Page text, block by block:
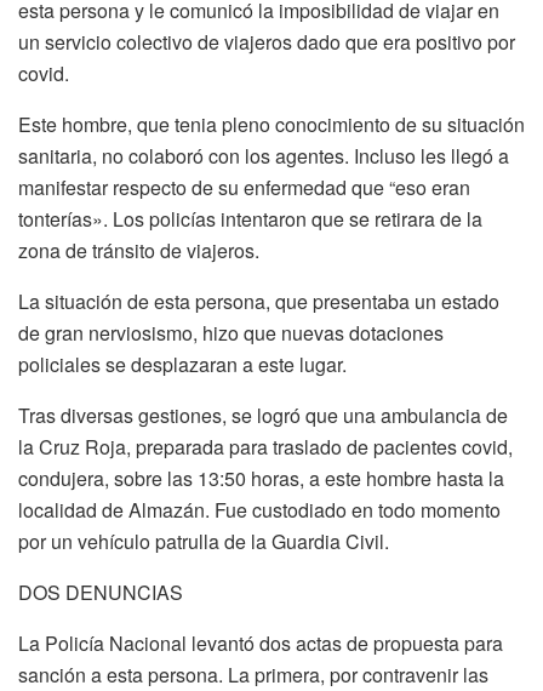
esta persona y le comunicó la imposibilidad de viajar en
un servicio colectivo de viajeros dado que era positivo por
covid.
Este hombre, que tenia pleno conocimiento de su situación
sanitaria, no colaboró con los agentes. Incluso les llegó a
manifestar respecto de su enfermedad que “eso eran
tonterías». Los policías intentaron que se retirara de la
zona de tránsito de viajeros.
La situación de esta persona, que presentaba un estado
de gran nerviosismo, hizo que nuevas dotaciones
policiales se desplazaran a este lugar.
Tras diversas gestiones, se logró que una ambulancia de
la Cruz Roja, preparada para traslado de pacientes covid,
condujera, sobre las 13:50 horas, a este hombre hasta la
localidad de Almazán. Fue custodiado en todo momento
por un vehículo patrulla de la Guardia Civil.
DOS DENUNCIAS
La Policía Nacional levantó dos actas de propuesta para
sanción a esta persona. La primera, por contravenir las